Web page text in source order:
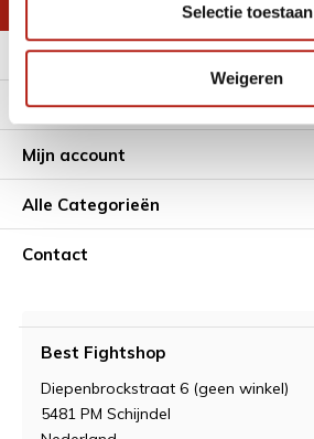
Selectie toestaan
Weigeren
Meer informatie
Klantenservice
Mijn account
Alle Categorieën
Contact
Best Fightshop
Diepenbrockstraat 6 (geen winkel)
5481 PM Schijndel